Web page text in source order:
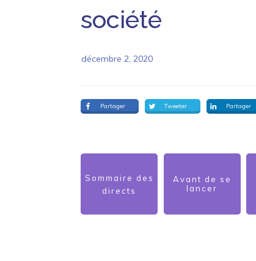
société
décembre 2, 2020
Partager Tweeter Partager
Sommaire des
directs
Avant de se
lancer